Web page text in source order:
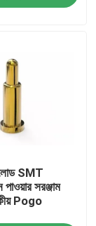
SMT
সরঞ্জাম
Pogo